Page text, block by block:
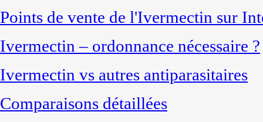
Points de vente de l'Ivermectin sur
Ivermectin – ordonnance nécessaire ?
Ivermectin vs autres antiparasitaires
Comparaisons détaillées